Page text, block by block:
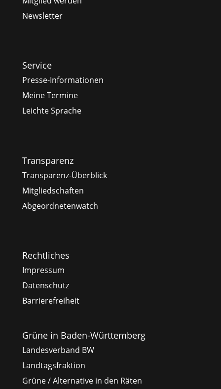
Newsletter
Service
Presse-Informationen
Meine Termine
Leichte Sprache
Transparenz
Transparenz-Überblick
Mitgliedschaften
Abgeordnetenwatch
Rechtliches
Impressum
Datenschutz
Barrierefreiheit
Grüne in Baden-Württemberg
Landesverband BW
Landtagsfraktion
Grüne / Alternative in den Räten